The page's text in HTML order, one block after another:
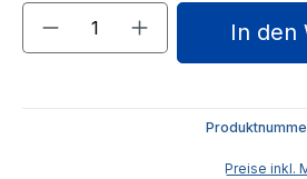
Produkt Anzahl: Gib
In den
Preise inkl.